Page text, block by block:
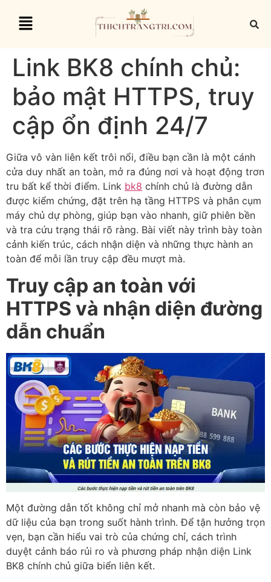
Link BK8 chính chủ:
bảo mật HTTPS, truy
cập ổn định 24/7
Giữa vô vàn liên kết trôi nổi, điều bạn cần là một cánh
cửa duy nhất an toàn, mở ra đúng nơi và hoạt động trơn
tru bất kể thời điểm. Link bk8 chính chủ là đường dẫn
được kiểm chứng, đặt trên hạ tầng HTTPS và phân cụm
máy chủ dự phòng, giúp bạn vào nhanh, giữ phiên bền
và tra cứu trạng thái rõ ràng. Bài viết này trình bày toàn
cảnh kiến trúc, cách nhận diện và những thực hành an
toàn để mỗi lần truy cập đều mượt mà.
Truy cập an toàn với
HTTPS và nhận diện đường
dẫn chuẩn
Một đường dẫn tốt không chỉ mở nhanh mà còn bảo vệ
dữ liệu của bạn trong suốt hành trình. Để tận hưởng trọn
vẹn, bạn cần hiểu vai trò của chứng chỉ, cách trình
duyệt cảnh báo rủi ro và phương pháp nhận diện Link
BK8 chính chủ giữa biển liên kết.